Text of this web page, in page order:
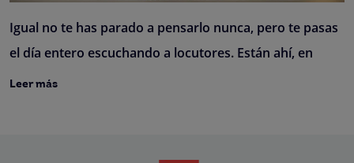
Igual no te has parado a pensarlo nunca, pero te pasas
el día entero escuchando a locutores. Están ahí, en
Leer más